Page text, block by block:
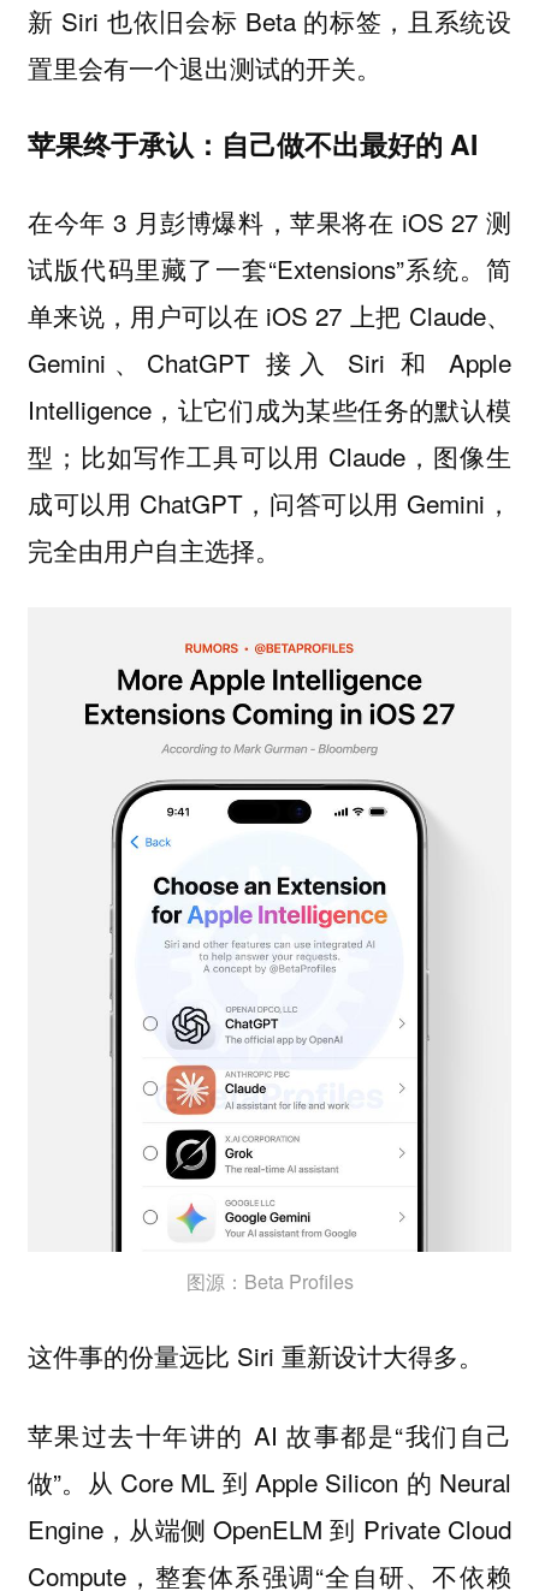
新 Siri 也依旧会标 Beta 的标签，且系统设
置里会有一个退出测试的开关。
苹果终于承认：自己做不出最好的 AI
在今年 3 月彭博爆料，苹果将在 iOS 27 测
试版代码里藏了一套“Extensions”系统。简
单来说，用户可以在 iOS 27 上把 Claude、
Gemini、ChatGPT 接入 Siri 和 Apple
Intelligence，让它们成为某些任务的默认模
型；比如写作工具可以用 Claude，图像生
成可以用 ChatGPT，问答可以用 Gemini，
完全由用户自主选择。
图源：Beta Profiles
这件事的份量远比 Siri 重新设计大得多。
苹果过去十年讲的 AI 故事都是“我们自己
做”。从 Core ML 到 Apple Silicon 的 Neural
Engine，从端侧 OpenELM 到 Private Cloud
Compute，整套体系强调“全自研、不依赖